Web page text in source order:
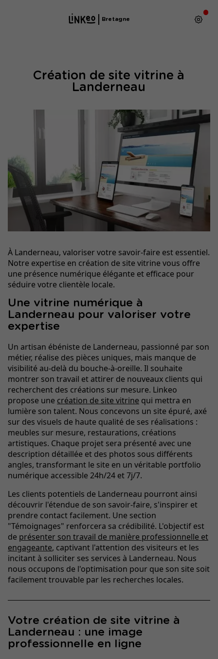
Bretagne
Création de site vitrine à
Landerneau
À Landerneau, valoriser votre savoir-faire est essentiel.
Notre expertise en création de site vitrine vous offre
une présence numérique élégante et efficace pour
séduire votre clientèle locale.
Une vitrine numérique à
Landerneau pour valoriser votre
expertise
Un artisan ébéniste de Landerneau, passionné par son
métier, réalise des pièces uniques, mais manque de
visibilité au-delà du bouche-à-oreille. Il souhaite
montrer son travail et attirer de nouveaux clients qui
recherchent des créations sur mesure. Linkeo
propose une création de site vitrine qui mettra en
lumière son talent. Nous concevons un site épuré, axé
sur des visuels de haute qualité de ses réalisations :
meubles sur mesure, restaurations, créations
artistiques. Chaque projet sera présenté avec une
description détaillée et des photos sous différents
angles, transformant le site en un véritable portfolio
numérique accessible 24h/24 et 7j/7.
Les clients potentiels de Landerneau pourront ainsi
découvrir l'étendue de son savoir-faire, s'inspirer et
prendre contact facilement. Une section
"Témoignages" renforcera sa crédibilité. L'objectif est
de présenter son travail de manière professionnelle et
engageante, captivant l'attention des visiteurs et les
incitant à solliciter ses services à Landerneau. Nous
nous occupons de l'optimisation pour que son site soit
facilement trouvable par les recherches locales.
Votre création de site vitrine à
Landerneau : une image
professionnelle en ligne